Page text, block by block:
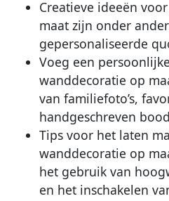
Creatieve ideeën
maat zijn onder
gepersonaliseerde
Voeg een
wanddecoratie op
van familiefoto’s,
handgeschreven
Tips voor het laten
wanddecoratie op
het gebruik van
en het inschakelen